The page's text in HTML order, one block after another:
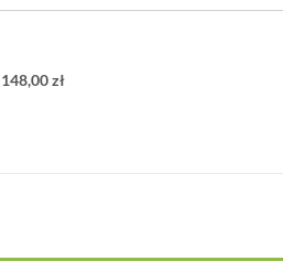
148,00 zł